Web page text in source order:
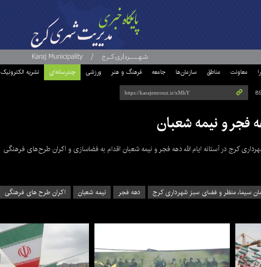
معاونت مناطق سازمان‌ها جامعه فرهنگ و هنر ورزشی چندرسانه‌ای نشریه الکترونیک
فجر و نیمه شعبان
کرج در آستانه ایام الله دهه فجر و نیمه شعبان اقدام به فضاسازی و اکران طرح‌های فرهنگی
سیما، منظر و فضای سبز شهرداری کرج دهه فجر نیمه شعبان اکران طرح های فرهنگی